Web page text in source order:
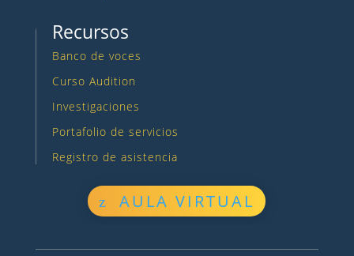
Recursos
Banco de voces
Curso Audition
Investigaciones
Portafolio de servicios
Registro de asistencia
AULA VIRTUAL